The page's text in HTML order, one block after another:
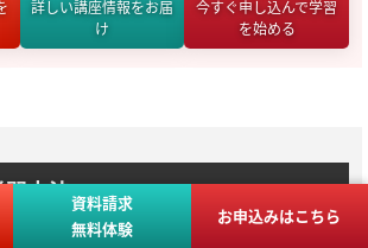
詳しい講座情報をお届
け
今すぐ申し込んで学習
を始める
方法資料請求
無料体験
お申込みはこちら